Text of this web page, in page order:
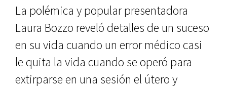
La polémica y popular presentadora
Laura Bozzo reveló detalles de un suceso
en su vida cuando un error médico casi
le quita la vida cuando se operó para
extirparse en una sesión el útero y